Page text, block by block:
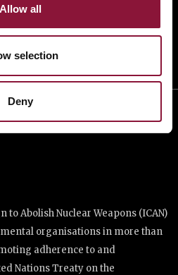
Allow all
selection
Deny
Abolish Nuclear Weapons (ICAN)
organisations in more than
adherence to and
Nations Treaty on the